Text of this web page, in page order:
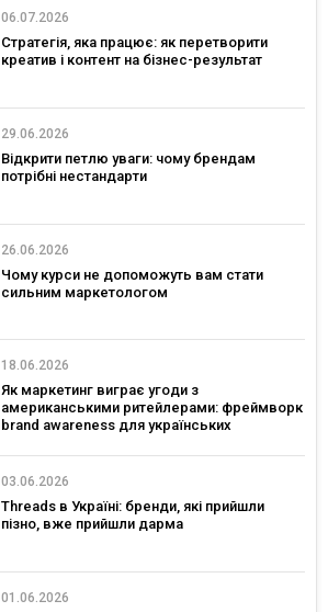
06.07.2026
Стратегія, яка працює: як перетворити
креатив і контент на бізнес-результат
29.06.2026
Відкрити петлю уваги: чому брендам
потрібні нестандарти
26.06.2026
Чому курси не допоможуть вам стати
сильним маркетологом
18.06.2026
Як маркетинг виграє угоди з
американськими ритейлерами: фреймворк
brand awareness для українських
03.06.2026
Threads в Україні: бренди, які прийшли
пізно, вже прийшли дарма
01.06.2026